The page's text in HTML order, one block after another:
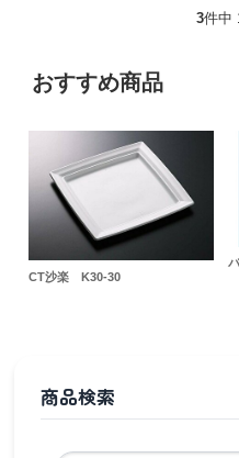
3件中
おすすめ商品
CT沙楽 K30-30
商品検索